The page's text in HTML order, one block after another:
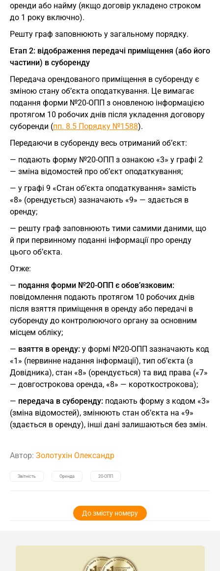
оренди або найму (якщо договір укладено строком
до 1 року включно).
Решту граф заповнюють у загальному порядку.
Етап 2: відображення передачі приміщення (або його
частини) в суборенду
Передача орендованого приміщення в суборенду є
зміною стану об’єкта оподаткування. Це вимагає
подання форми №20-ОПП з оновленою інформацією
протягом 10 робочих днів після укладення договору
суборенди (пп. 8.5 Порядку №1588).
Передаючи в суборенду весь отриманий об’єкт:
— подають форму №20-ОПП з ознакою «3» у графі 2
— зміна відомостей про об’єкт оподаткування;
— у графі 9 «Стан об’єкта оподаткування» замість
«8» (орендується) зазначають «9» — здається в
оренду;
— решту граф заповнюють тими самими даними, що
й при первинному поданні інформації про оренду
цього об’єкта.
Отже:
— подання форми №20-ОПП є обов’язковим:
повідомлення подають протягом 10 робочих днів
після взяття приміщення в оренду або передачі в
суборенду до контролюючого органу за основним
місцем обліку;
— взяття в оренду: у формі №20-ОПП зазначають код
«1» (первинне надання інформації), тип об’єкта (з
Довідника), стан «8» (орендується) та вид права («7»
— довгострокова оренда, «8» — короткострокова);
— передача в суборенду: подають форму з кодом «3»
(зміна відомостей), змінюють стан об’єкта на «9»
(здається в оренду), інші дані залишаються без змін.
Автор: Золотухін Олександр
Звітність Оренда 20-OПП
До змісту номеру